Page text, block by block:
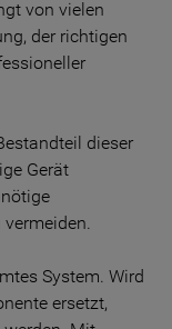
von vielen
der richtigen
dieser
Gerät
System. Wird
ersetzt,